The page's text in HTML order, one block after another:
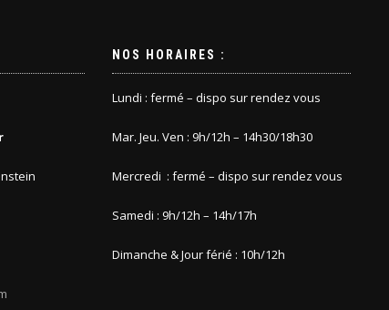
NOS HORAIRES :
Lundi : fermé – dispo sur rendez vous
Mar. Jeu. Ven : 9h/12h – 14h30/18h30
Mercredi : fermé – dispo sur rendez vous
Samedi : 9h/12h – 14h/17h
Dimanche & Jour férié : 10h/12h